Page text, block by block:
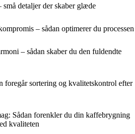
detaljer der skaber glæde
– sådan optimerer du processen
– sådan skaber du den fuldendte
foregår sortering og kvalitetskontrol efter
Sådan forenkler du din kaffebrygning
kvaliteten